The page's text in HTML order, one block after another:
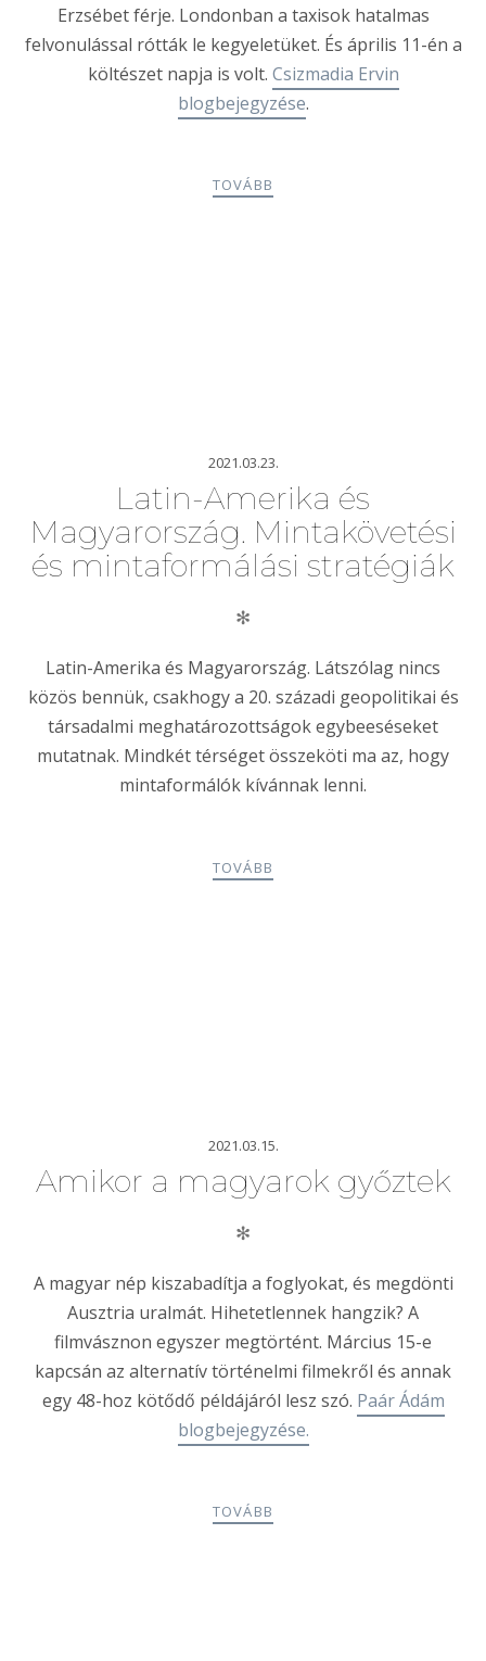
Erzsébet férje. Londonban a taxisok hatalmas
felvonulással rótták le kegyeletüket. És április 11-én a
költészet napja is volt. Csizmadia Ervin
blogbejegyzése.
TOVÁBB
2021.03.23.
Latin-Amerika és
Magyarország. Mintakövetési
és mintaformálási stratégiák
✻
Latin-Amerika és Magyarország. Látszólag nincs
közös bennük, csakhogy a 20. századi geopolitikai és
társadalmi meghatározottságok egybeeséseket
mutatnak. Mindkét térséget összeköti ma az, hogy
mintaformálók kívánnak lenni.
TOVÁBB
2021.03.15.
Amikor a magyarok győztek
✻
A magyar nép kiszabadítja a foglyokat, és megdönti
Ausztria uralmát. Hihetetlennek hangzik? A
filmvásznon egyszer megtörtént. Március 15-e
kapcsán az alternatív történelmi filmekről és annak
egy 48-hoz kötődő példájáról lesz szó. Paár Ádám
blogbejegyzése.
TOVÁBB